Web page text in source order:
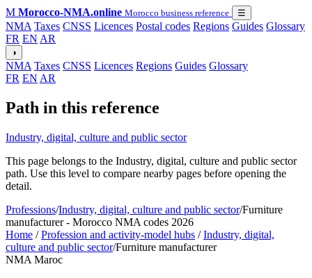
M Morocco-NMA.online Morocco business reference ☰
NMA Taxes CNSS Licences Postal codes Regions Guides Glossary
FR EN AR
◑
NMA Taxes CNSS Licences Regions Guides Glossary
FR EN AR
Path in this reference
Industry, digital, culture and public sector
This page belongs to the Industry, digital, culture and public sector
path. Use this level to compare nearby pages before opening the
detail.
Professions/Industry, digital, culture and public sector/Furniture
manufacturer - Morocco NMA codes 2026
Home / Profession and activity-model hubs / Industry, digital,
culture and public sector/Furniture manufacturer
NMA Maroc